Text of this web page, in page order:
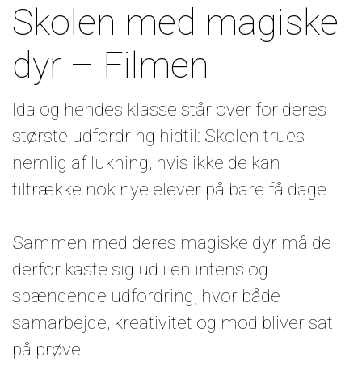
Skolen med magiske
dyr – Filmen
Ida og hendes klasse står over for deres
største udfordring hidtil: Skolen trues
nemlig af lukning, hvis ikke de kan
tiltrække nok nye elever på bare få dage.
Sammen med deres magiske dyr må de
derfor kaste sig ud i en intens og
spændende udfordring, hvor både
samarbejde, kreativitet og mod bliver sat
på prøve.